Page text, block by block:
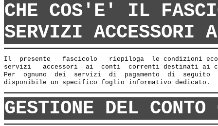
CHE COS'E' IL
SERVIZI ACCESSORI
Il  presente   fascicolo   riepiloga  le condizioni
servizi   accessori  ai  conti  correnti destinati ai
Per  ognuno  dei  servizi  di  pagamento  di
GESTIONE DEL